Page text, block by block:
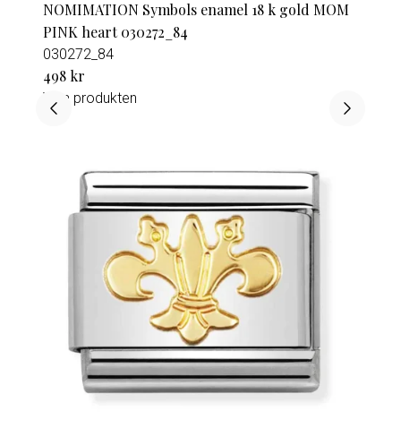
NOMIMATION Symbols enamel 18 k gold MOM
PINK heart 030272_84
030272_84
498 kr
Visa produkten